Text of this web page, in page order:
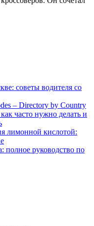
советы водителя со
– Directory by Country
часто нужно делать и
лимонной кислотой:
полное руководство по